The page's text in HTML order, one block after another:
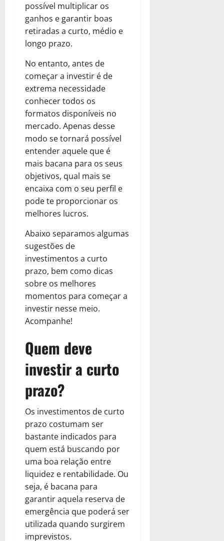
possível multiplicar os
ganhos e garantir boas
retiradas a curto, médio e
longo prazo.
No entanto, antes de
começar a investir é de
extrema necessidade
conhecer todos os
formatos disponíveis no
mercado. Apenas desse
modo se tornará possível
entender aquele que é
mais bacana para os seus
objetivos, qual mais se
encaixa com o seu perfil e
pode te proporcionar os
melhores lucros.
Abaixo separamos algumas
sugestões de
investimentos a curto
prazo, bem como dicas
sobre os melhores
momentos para começar a
investir nesse meio.
Acompanhe!
Quem deve
investir a curto
prazo?
Os investimentos de curto
prazo costumam ser
bastante indicados para
quem está buscando por
uma boa relação entre
liquidez e rentabilidade. Ou
seja, é bacana para
garantir aquela reserva de
emergência que poderá ser
utilizada quando surgirem
imprevistos.